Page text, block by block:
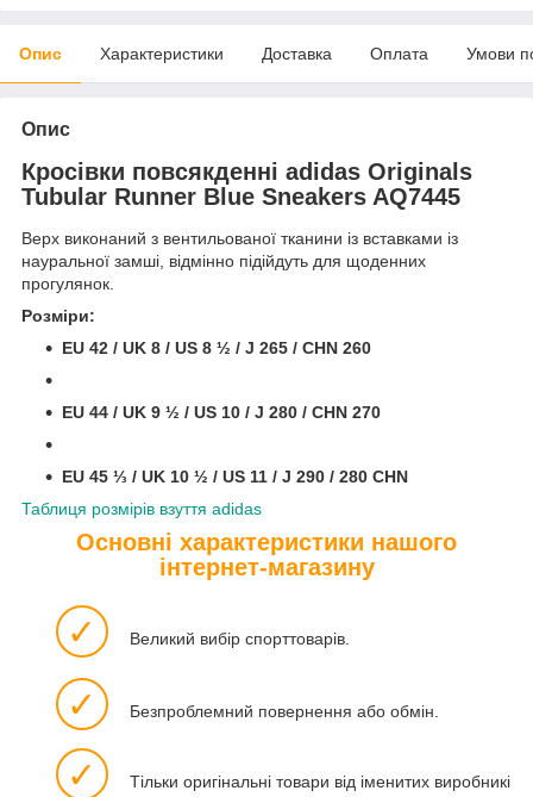
Опис Характеристики Доставка Оплата Умови
Опис
Кросівки повсякденні adidas Originals
Tubular Runner Blue Sneakers AQ7445
Верх виконаний з вентильованої тканини із вставками із
науральної замші, відмінно підійдуть для щоденних
прогулянок.
Розміри:
EU 42 / UK 8 / US 8 ½ / J 265 / CHN 260
EU 44 / UK 9 ½ / US 10 / J 280 / CHN 270
EU 45 ⅓ / UK 10 ½ / US 11 / J 290 / 280 CHN
Таблиця розмірів взуття adidas
Основні характеристики нашого
інтернет-магазину
✓ Великий вибір спорттоварів.
✓ Безпроблемний повернення або обмін.
✓ Тільки оригінальні товари від іменитих виробників.